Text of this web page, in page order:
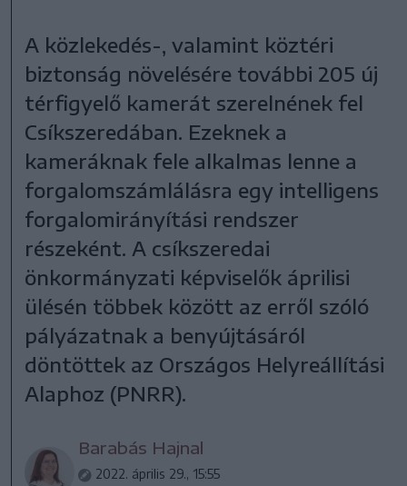
A közlekedés-, valamint köztéri
biztonság növelésére további 205 új
térfigyelő kamerát szerelnének fel
Csíkszeredában. Ezeknek a
kameráknak fele alkalmas lenne a
forgalomszámlálásra egy intelligens
forgalomirányítási rendszer
részeként. A csíkszeredai
önkormányzati képviselők áprilisi
ülésén többek között az erről szóló
pályázatnak a benyújtásáról
döntöttek az Országos Helyreállítási
Alaphoz (PNRR).
Barabás Hajnal
2022. április 29., 15:55